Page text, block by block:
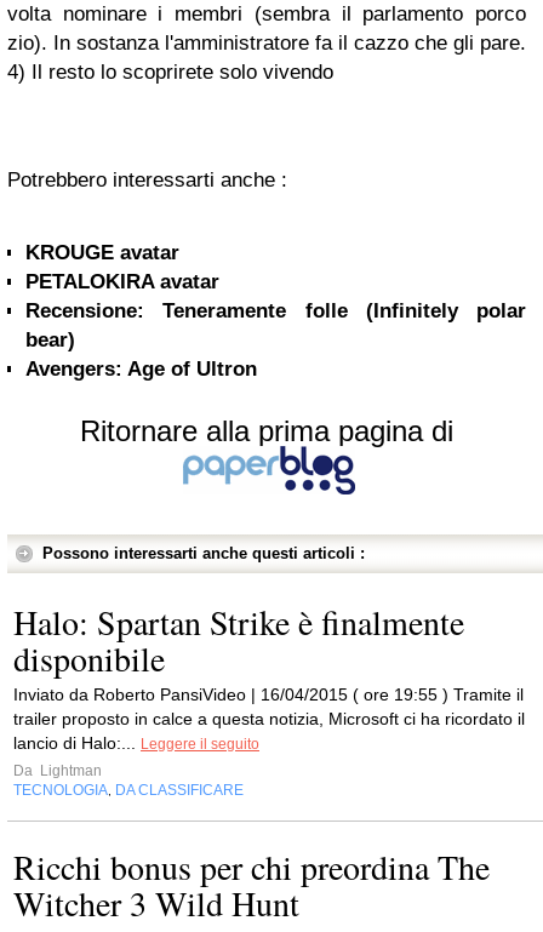
volta nominare i membri (sembra il parlamento porco
zio). In sostanza l'amministratore fa il cazzo che gli pare.
4) Il resto lo scoprirete solo vivendo
Potrebbero interessarti anche :
KROUGE avatar
PETALOKIRA avatar
Recensione: Teneramente folle (Infinitely polar
bear)
Avengers: Age of Ultron
Ritornare alla prima pagina di
Possono interessarti anche questi articoli :
Halo: Spartan Strike è finalmente
disponibile
Inviato da Roberto PansiVideo | 16/04/2015 ( ore 19:55 ) Tramite il
trailer proposto in calce a questa notizia, Microsoft ci ha ricordato il
lancio di Halo:...
Leggere il seguito
Da Lightman
TECNOLOGIA DA CLASSIFICARE
Ricchi bonus per chi preordina The
Witcher 3 Wild Hunt